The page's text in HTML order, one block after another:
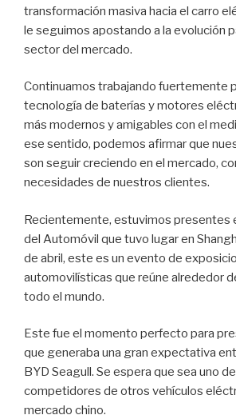
transformación masiva hacia el carro
le seguimos apostando a la evolución
sector del mercado.
Continuamos trabajando fuertemente
tecnología de baterías y motores
más modernos y amigables con el
ese sentido, podemos afirmar que
son seguir creciendo en el mercado,
necesidades de nuestros clientes.
Recientemente, estuvimos presentes
del Automóvil que tuvo lugar en
de abril, este es un evento de
automovilísticas que reúne alrededor
todo el mundo.
Este fue el momento perfecto para
que generaba una gran expectativa
BYD Seagull. Se espera que sea uno
competidores de otros vehículos
mercado chino.